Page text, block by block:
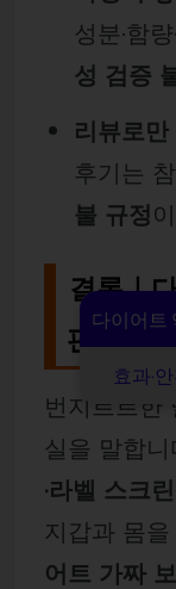
성분·함
성 검증
리뷰로
후기는
불 규정
결론｜
판매 구
번지르르한
실을 말합
·라벨 스크
지갑과 몸
어트 가짜
효과·